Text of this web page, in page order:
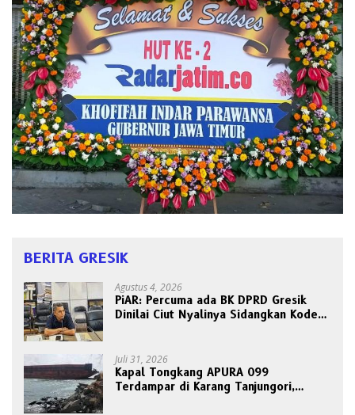
BERITA GRESIK
Agustus 4, 2026
PiAR: Percuma ada BK DPRD Gresik
Dinilai Ciut Nyalinya Sidangkan Kode
Juli 31, 2026
Kapal Tongkang APURA 099
Terdampar di Karang Tanjungori,